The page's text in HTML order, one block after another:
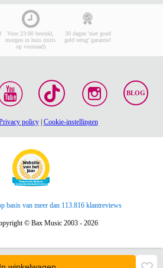
Voor 23:00 besteld,
morgen in huis (mits
op voorraad)
30 dagen 'niet goed
geld terug' garantie!
BLOG
policy| Cookie-instellingen
basis van meer dan 113.816 klantreviews
© Bax Music 2003 - 2026